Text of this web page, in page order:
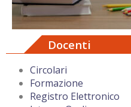
Docenti
Circolari
Formazione
Registro Elettronico